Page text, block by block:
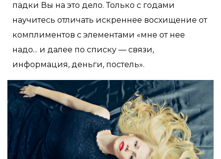
падки Вы на это дело. Только с годами
научитесь отличать искреннее восхищение от
комплиментов с элементами «мне от нее
надо... и далее по списку — связи,
информация, деньги, постель».